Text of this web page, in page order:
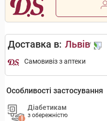
Доставка в: Львів
Самовивіз з аптеки
Особливості застосування
Діабетикам
з обережністю